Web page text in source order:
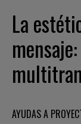
La
AYUDAS A